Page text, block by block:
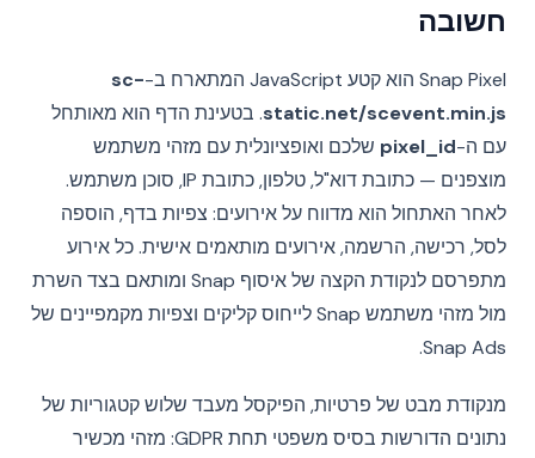
חשובה
Snap Pixel הוא קטע JavaScript המתארח ב-
sc-
static.net/scevent.min.js. בטעינת הדף הוא מאותחל
עם ה-pixel_id שלכם ואופציונלית עם מזהי משתמש
מוצפנים — כתובת דוא"ל, טלפון, כתובת IP, סוכן משתמש.
לאחר האתחול הוא מדווח על אירועים: צפיות בדף, הוספה
לסל, רכישה, הרשמה, אירועים מותאמים אישית. כל אירוע
מתפרסם לנקודת הקצה של איסוף Snap ומותאם בצד השרת
מול מזהי משתמש Snap לייחוס קליקים וצפיות מקמפיינים של
Snap Ads.
מנקודת מבט של פרטיות, הפיקסל מעבד שלוש קטגוריות של
נתונים הדורשות בסיס משפטי תחת GDPR: מזהי מכשיר